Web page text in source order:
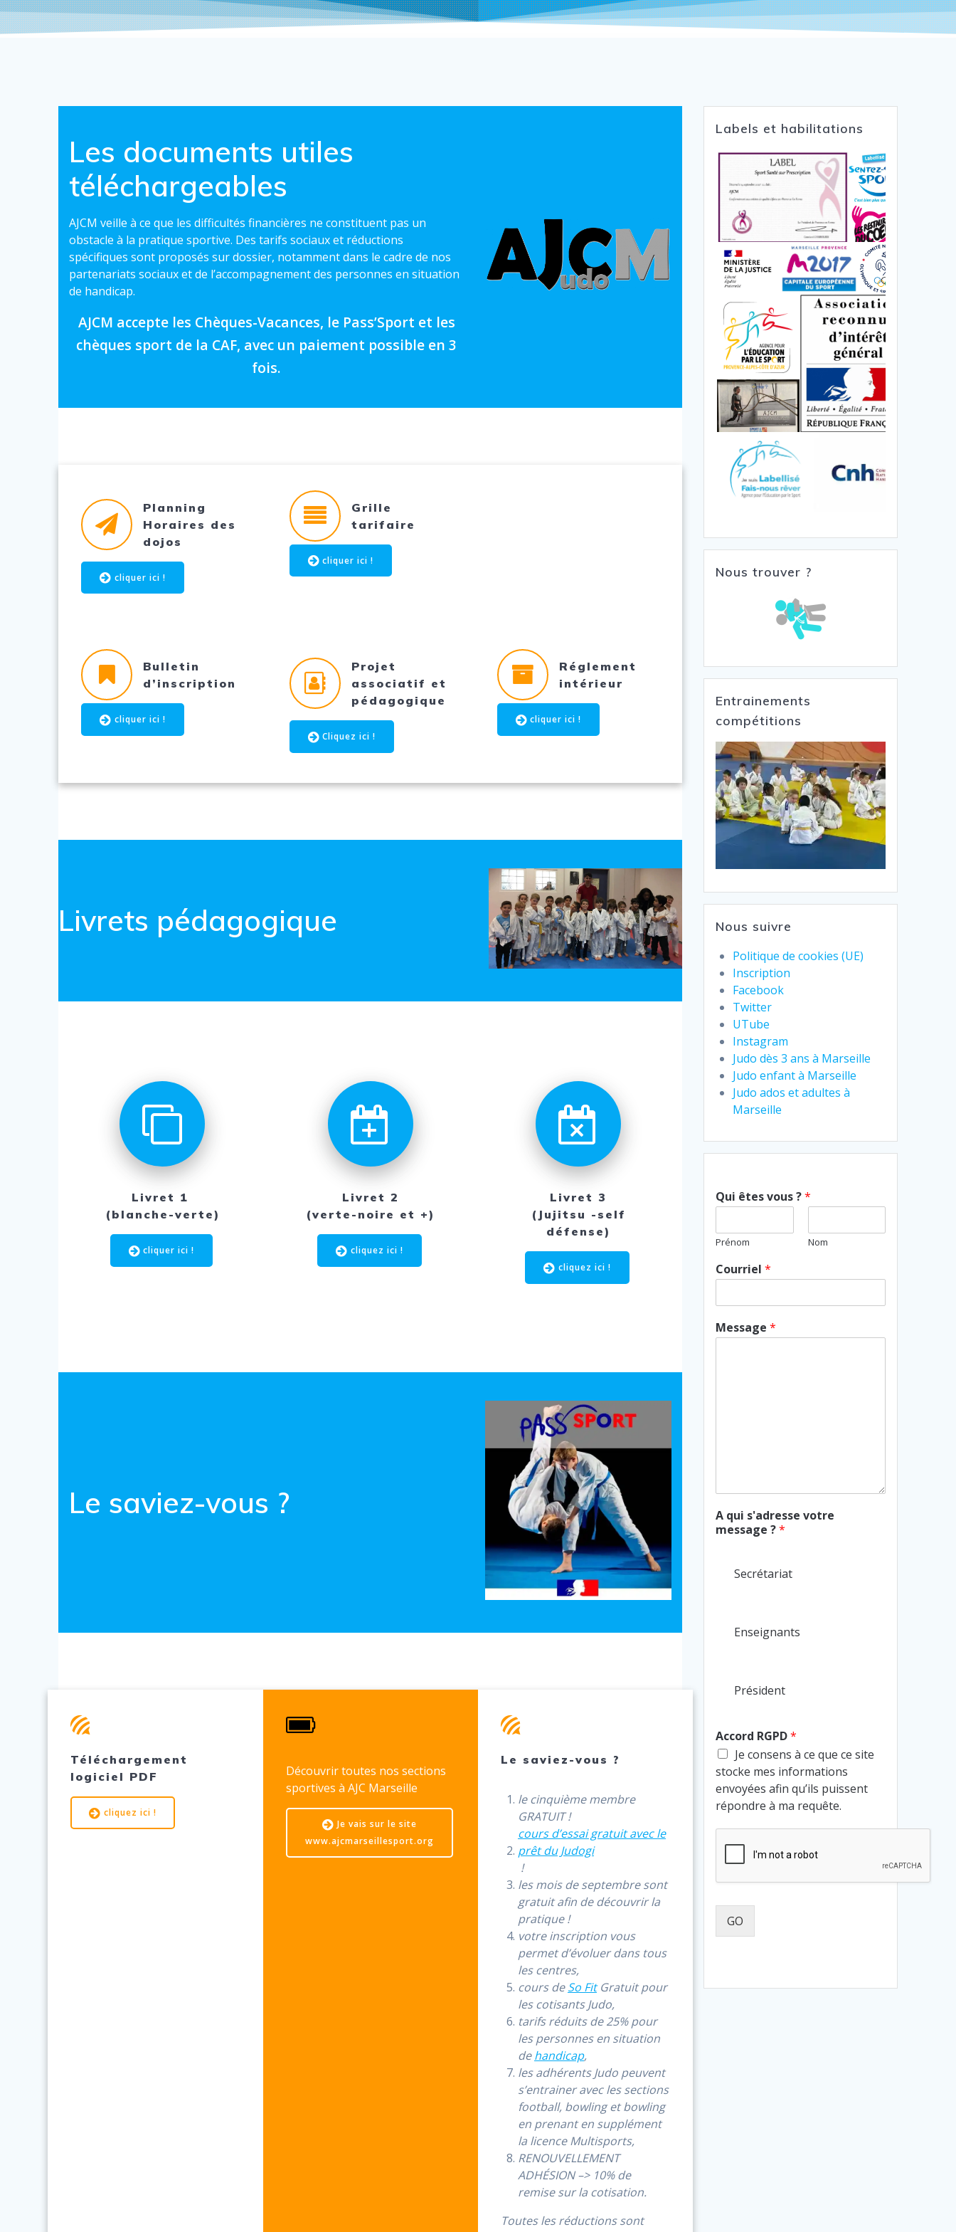
Les documents utiles
téléchargeables
AJCM veille à ce que les difficultés financières ne constituent pas un
obstacle à la pratique sportive. Des tarifs sociaux et réductions
spécifiques sont proposés sur dossier, notamment dans le cadre de nos
partenariats sociaux et de l’accompagnement des personnes en situation
de handicap.
AJCM accepte les Chèques-Vacances, le Pass’Sport et les
chèques sport de la CAF, avec un paiement possible en 3
fois.
Planning
Horaires des
dojos
cliquer ici !
Grille
tarifaire
cliquer ici !
Bulletin
d’inscription
cliquer ici !
Projet
associatif et
pédagogique
Cliquez ici !
Réglement
intérieur
cliquer ici !
Livrets pédagogique
Livret 1
(blanche-verte)
cliquer ici !
Livret 2
(verte-noire et +)
cliquez ici !
Livret 3
(Jujitsu -self
défense)
cliquez ici !
Le saviez-vous ?
Téléchargement
logiciel PDF
cliquez ici !
Découvrir toutes nos sections
sportives à AJC Marseille
Je vais sur le site
www.ajcmarseillesport.org
Le saviez-vous ?
le cinquième membre
GRATUIT !
cours d’essai gratuit avec le
prêt du Judogi
!
les mois de septembre sont
gratuit afin de découvrir la
pratique !
votre inscription vous
permet d’évoluer dans tous
les centres,
cours deSo FitGratuit pour
les cotisants Judo,
tarifs réduits de 25% pour
les personnes en situation
dehandicap,
les adhérents Judo peuvent
s’entrainer avec les sections
football, bowling et bowling
en prenant en supplément
la licence Multisports,
RENOUVELLEMENT
ADHÉSION –> 10% de
remise sur la cotisation.
Toutes les réductions sont
Labels et habilitations
Nous trouver ?
Entrainements
compétitions
Nous suivre
Politique de cookies (UE)
Inscription
Facebook
Twitter
UTube
Instagram
Judo dès 3 ans à Marseille
Judo enfant à Marseille
Judo ados et adultes à
Marseille
Qui êtes vous ?*
Prénom Nom
Courriel*
Message*
A qui s'adresse votre
message ?*
Secrétariat
Enseignants
Président
Accord RGPD*
Je consens à ce que ce site
stocke mes informations
envoyées afin qu’ils puissent
répondre à ma requête.
GO